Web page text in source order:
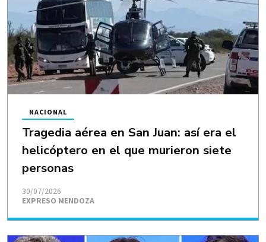
Tragedia aérea en San Juan: así era el
helicóptero en el que murieron siete
personas
EXPRESO MENDOZA
NACIONAL
30/07/2026